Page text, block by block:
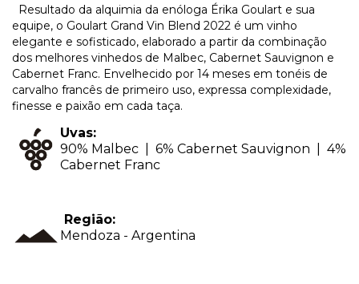
Resultado da alquimia da enóloga Érika Goulart e sua
equipe, o Goulart Grand Vin Blend 2022 é um vinho
elegante e sofisticado, elaborado a partir da combinação
dos melhores vinhedos de Malbec, Cabernet Sauvignon e
Cabernet Franc. Envelhecido por 14 meses em tonéis de
carvalho francês de primeiro uso, expressa complexidade,
finesse e paixão em cada taça.
Uvas:
90% Malbec | 6% Cabernet Sauvignon | 4%
Cabernet Franc
Região:
Mendoza - Argentina